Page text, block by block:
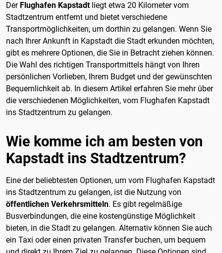
Der Flughafen Kapstadtliegt etwa 20 Kilometer vom
Stadtzentrum entfernt und bietet verschiedene
Transportmöglichkeiten, um dorthin zu gelangen. Wenn Sie
nach Ihrer Ankunft in Kapstadt die Stadt erkunden möchten,
gibt es mehrere Optionen, die Sie in Betracht ziehen können.
Die Wahl des richtigen Transportmittels hängt von Ihren
persönlichen Vorlieben, Ihrem Budget und der gewünschten
Bequemlichkeit ab. In diesem Artikel erfahren Sie mehr über
die verschiedenen Möglichkeiten, vom Flughafen Kapstadt
ins Stadtzentrum zu gelangen.
Wie komme ich am besten von
Kapstadt ins Stadtzentrum?
Eine der beliebtesten Optionen, um vom Flughafen Kapstadt
ins Stadtzentrum zu gelangen, ist die Nutzung von
öffentlichen Verkehrsmitteln. Es gibt regelmäßige
Busverbindungen, die eine kostengünstige Möglichkeit
bieten, in die Stadt zu gelangen. Alternativ können Sie auch
ein Taxi oder einen privaten Transfer buchen, um bequem